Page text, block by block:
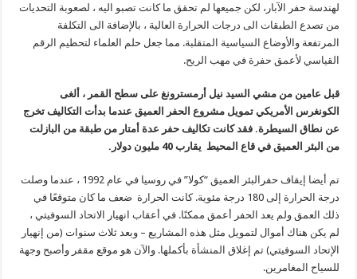
لهندسة حفر الآبار، لكن جميعها لم تحقق ما كانت تصبو اليه ، لصعوبة التحديات
من تصدع الطبقات الى درجات الحرارة العالية ، بالإضافة الى التكلفة
المرتفعة والأوضاع السياسية المتقلبة. مما جعل حلم العلماء لتحطيم الرقم
القياسي لأعمق حفرة في مهب الريح.
قبل عامين من مشي السيد نيل أرمسترونغ على سطح القمر ، ألغى
الكونغرس الأمريكي تمويل مشروع الحفر العميق عندما بدأت التكاليف تخرج
عن نطاق السيطرة. فقد كانت تكاليف حفر عدة أمتار من طبقة من البازلت
من البئر العميق في قاع المحيط يقارب 40 مليون دولار.
تم أيضا إيقاف حفرالبئر العميق “كولا” في روسيا في عام 1992 ، عندما وصلت
درجة الحرارة إلى 180 درجة مئوية. كانت الحرارة ضعف ما كان متوقعًا في
ذلك العمق ولم يعد الحفر أعمق ممكنًا. في أعقاب انهيار الاتحاد السوفيتي ،
لم يكن هناك أموال لتمويل مثل هذه المشاريع – وبعد ثلاث سنوات (من إنهيار
الإتحاد السوفيتي) تم إغلاق المنشأة بأكملها. والآن هو موقع مقفر وأصبح وجهة
للسياح المغامرين.